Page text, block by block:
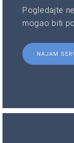
Pogledajte
mogao biti
NAJAM